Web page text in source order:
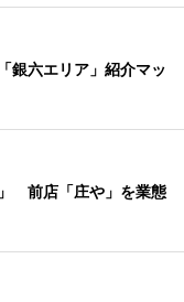
銀六エリア」紹介マッ
前店「庄や」を業態